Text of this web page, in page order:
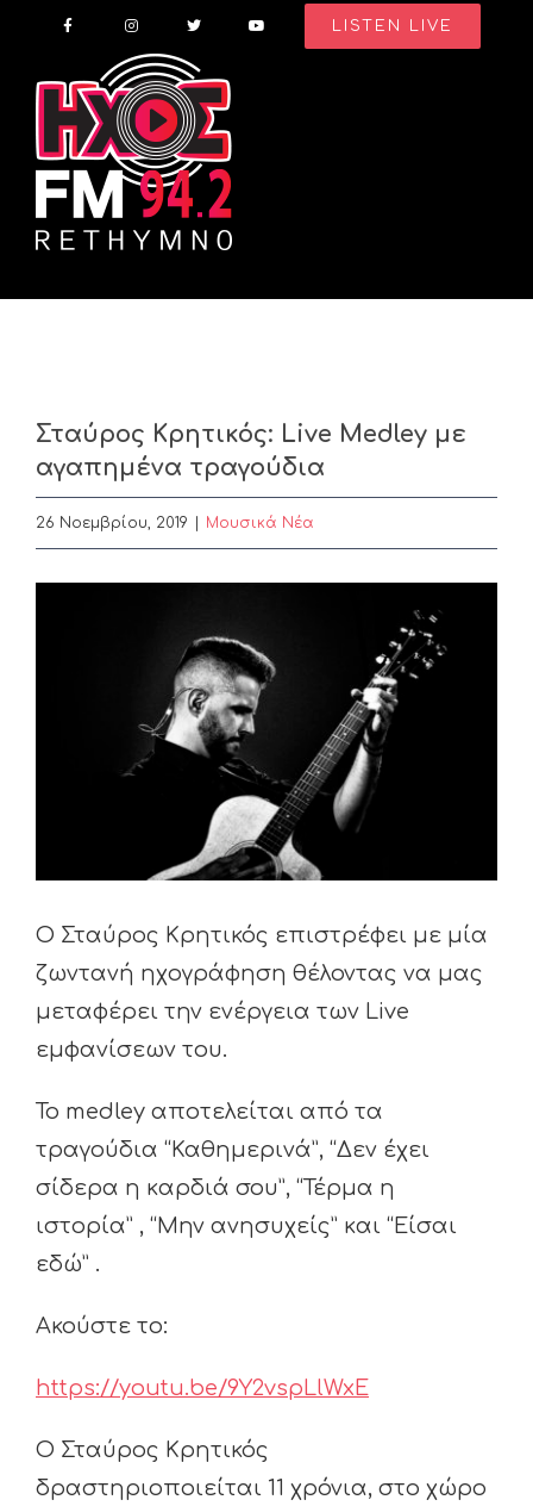
content
LISTEN LIVE
Σταύρος Κρητικός: Live Medley με
αγαπημένα τραγούδια
26 Νοεμβρίου, 2019 Μουσικά Νέα
Ο Σταύρος Κρητικός επιστρέφει με μία
ζωντανή ηχογράφηση θέλοντας να μας
μεταφέρει την ενέργεια των Live
εμφανίσεων του.
Το medley αποτελείται από τα
τραγούδια “Καθημερινά”, “Δεν έχει
σίδερα η καρδιά σου”, “Τέρμα η
ιστορία” , “Μην ανησυχείς” και “Είσαι
εδώ” .
Ακούστε το:
https://youtu.be/9Y2vspLlWxE
Ο Σταύρος Κρητικός
δραστηριοποιείται 11 χρόνια, στο χώρο